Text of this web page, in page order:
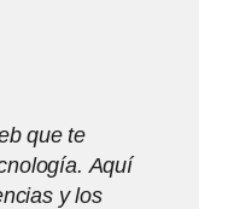
que te
Aquí
y los